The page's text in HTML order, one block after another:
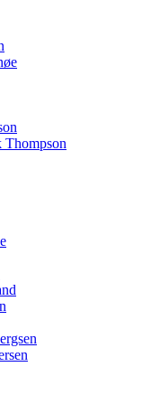
Thompson